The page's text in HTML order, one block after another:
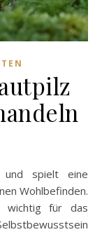
Wohlbefinden.
wichtig für das